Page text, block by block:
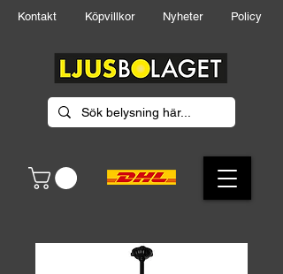
Kontakt Köpvillkor Nyheter Policy